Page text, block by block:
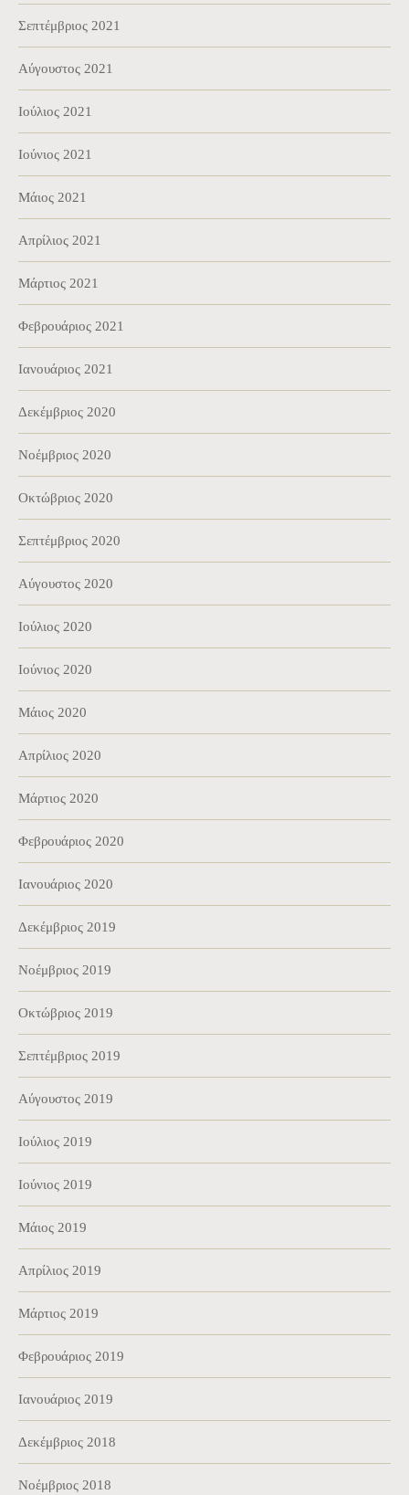
Σεπτέμβριος 2021
Αύγουστος 2021
Ιούλιος 2021
Ιούνιος 2021
Μάιος 2021
Απρίλιος 2021
Μάρτιος 2021
Φεβρουάριος 2021
Ιανουάριος 2021
Δεκέμβριος 2020
Νοέμβριος 2020
Οκτώβριος 2020
Σεπτέμβριος 2020
Αύγουστος 2020
Ιούλιος 2020
Ιούνιος 2020
Μάιος 2020
Απρίλιος 2020
Μάρτιος 2020
Φεβρουάριος 2020
Ιανουάριος 2020
Δεκέμβριος 2019
Νοέμβριος 2019
Οκτώβριος 2019
Σεπτέμβριος 2019
Αύγουστος 2019
Ιούλιος 2019
Ιούνιος 2019
Μάιος 2019
Απρίλιος 2019
Μάρτιος 2019
Φεβρουάριος 2019
Ιανουάριος 2019
Δεκέμβριος 2018
Νοέμβριος 2018